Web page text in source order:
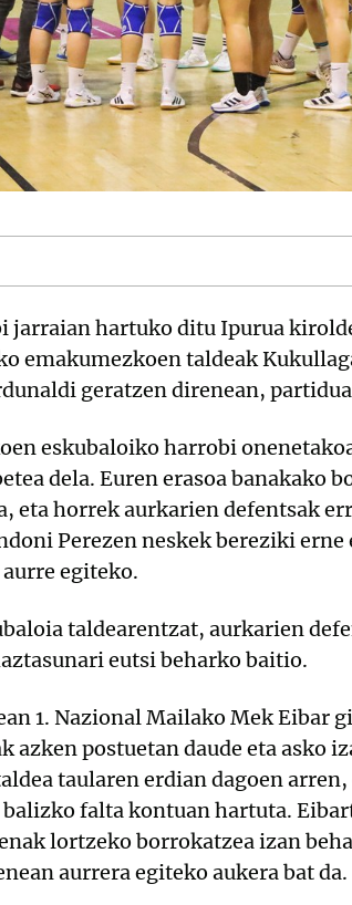
jarraian hartuko ditu Ipurua
emakumezkoen taldeak
geratzen direnean,
eskubaloiko harrobi
dela. Euren erasoa banakako
eta horrek aurkarien defentsak
Perezen neskek bereziki
egiteko.
taldearentzat, aurkarien
eutsi beharko baitio.
1. Nazional Mailako Mek Eibar
azken postuetan daude eta asko
taularen erdian dagoen
falta kontuan hartuta.
lortzeko borrokatzea izan
aurrera egiteko aukera bat da.